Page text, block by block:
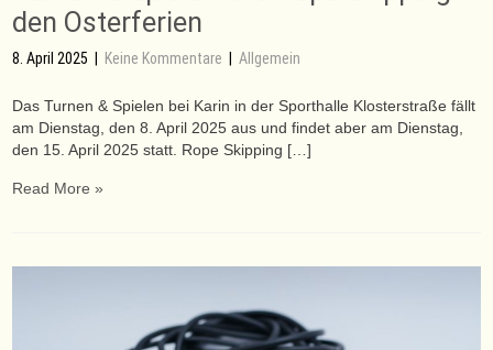
den Osterferien
8. April 2025 Keine Kommentare |Allgemein
Das Turnen & Spielen bei Karin in der Sporthalle Klosterstraße fällt
am Dienstag, den 8. April 2025 aus und findet aber am Dienstag,
den 15. April 2025 statt. Rope Skipping […]
Read More »